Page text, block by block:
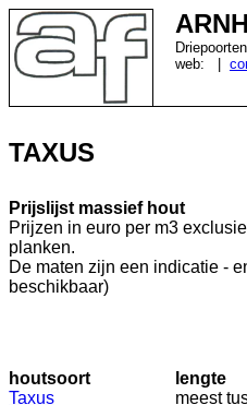
web:
TAXUS
Prijslijst massief hout
Prijzen in euro per m3
planken.
De maten zijn een indicatie -
beschikbaar)
houtsoort
Taxus
lengte
meest